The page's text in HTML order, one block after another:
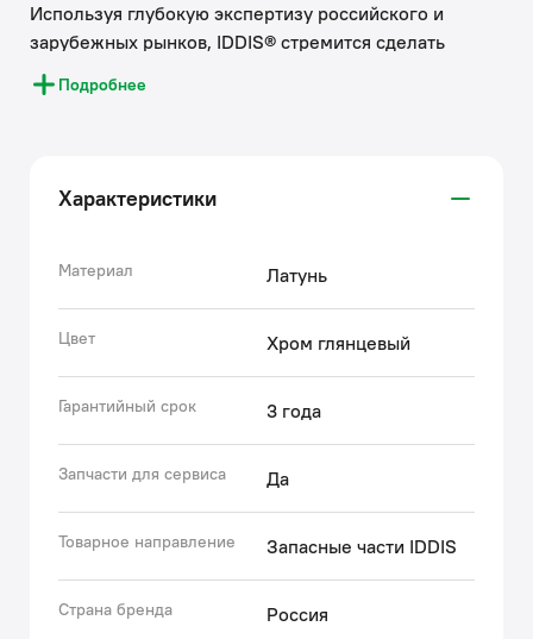
Используя глубокую экспертизу российского и
зарубежных рынков, IDDIS® стремится сделать
каждый клиентский опыт положительным.
Накопленные экспертные знания помогают бренду
эксплуатации. Все запчасти к смесителям IDDIS®
проходят многоступенчатый контроль качества,
существующих стандартов.
года.
(с) Авторский текст, октябрь, 2022
Подробнее
Характеристики
Материал Латунь
Цвет Хром глянцевый
Гарантийный срок 3 года
Запчасти для сервиса Да
Товарное направление Запасные части IDDIS
Страна бренда Россия